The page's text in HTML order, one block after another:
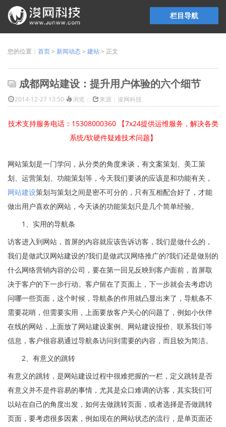
栏目导航
您的位置： 首页> 新闻动态> 建站> 正文
成都网站建设：提升用户体验的六个细节
2014-12-27 13:50 浏览： 来源：浚网科技
技术支持服务电话：15308000360 【7x24提供运维服务，解决各类
系统/软硬件疑难技术问题】
网站策划是一门学问，从分类的角度来谈，有文案策划、美工策
划、运营策划、功能策划等，今天我们要谈的应该是和功能有关，
网站建设策划与策划之间是密不可分的，只有互相配合好了，才能
做出用户喜欢的网站，今天谈的功能策划只是几个简单经验。
1、实用的导航条
访客进入到网站，首屏的内容就应该告诉访客，我们是做什么的，
我们是做武汉网站建设的?我们是做武汉网络推广的?我们还是做别的
什么网络营销内容的公司，要在第一回见反映到客户面前，首屏取
决于客户的下一步行动。客户留在了页面上，下一步就会去考虑访
问哪一些页面，这个时候，导航条的作用就凸显出来了，导航条不
需要花哨，但需要实用，上面要放客户关心的问题了，例如小伙伴
在线的网站，上面放了网站建设案例、网站建设报价、联系我们等
信息，客户很容易通过导航条访问到需要的内容，而且较为简洁。
2、有意义的跳转
有意义的跳转，是网站建设过程中很难把握的一栏，定义跳转是否
有意义并不是件容易的事情，尤其是众口难调的访客，其实我们可
以站在自己的角度出发，如何去做跳转页面，或者选择是否做跳转
页面，要考虑很多因素，例如现在的网站状态的流行，是单页面还